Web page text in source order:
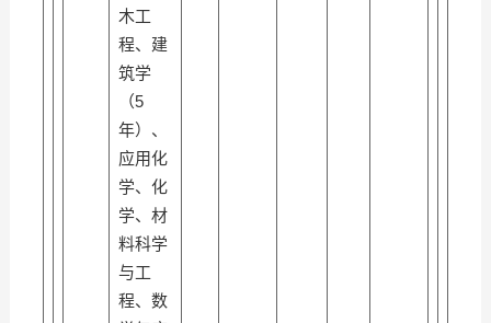
木工
程、建
筑学
（5
年）、
应用化
学、化
学、材
料科学
与工
程、数